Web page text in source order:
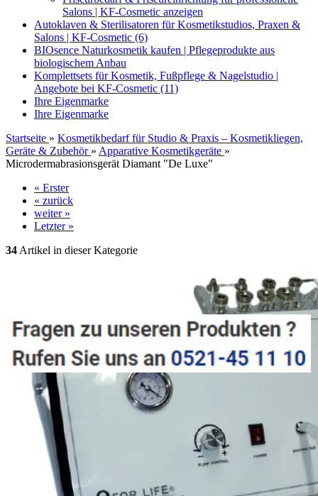
Salons | KF-Cosmetic anzeigen
Autoklaven & Sterilisatoren für Kosmetikstudios, Praxen &
Salons | KF-Cosmetic (6)
BIOsence Naturkosmetik kaufen | Pflegeprodukte aus
biologischem Anbau
Komplettsets für Kosmetik, Fußpflege & Nagelstudio |
Angebote bei KF-Cosmetic (11)
Ihre Eigenmarke
Ihre Eigenmarke
Startseite » Kosmetikbedarf für Studio & Praxis – Kosmetikliegen,
Geräte & Zubehör » Apparative Kosmetikgeräte »
Microdermabrasionsgerät Diamant "De Luxe"
« Erster
« zurück
weiter »
Letzter »
34 Artikel in dieser Kategorie